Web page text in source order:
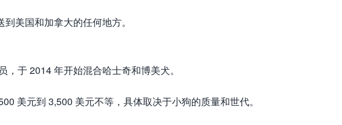
美国和加拿大的任何地方。
于 2014 年开始混合哈士奇和博美犬。
美元到 3,500 美元不等，具体取决于小狗的质量和世代。